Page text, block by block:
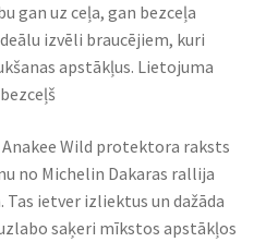
gan uz ceļa, gan bezceļa
izvēli braucējiem, kuri
apstākļus. Lietojuma
Wild protektora raksts
no Michelin Dakaras rallija
Tas ietver izliektus un dažāda
saķeri mīkstos apstākļos